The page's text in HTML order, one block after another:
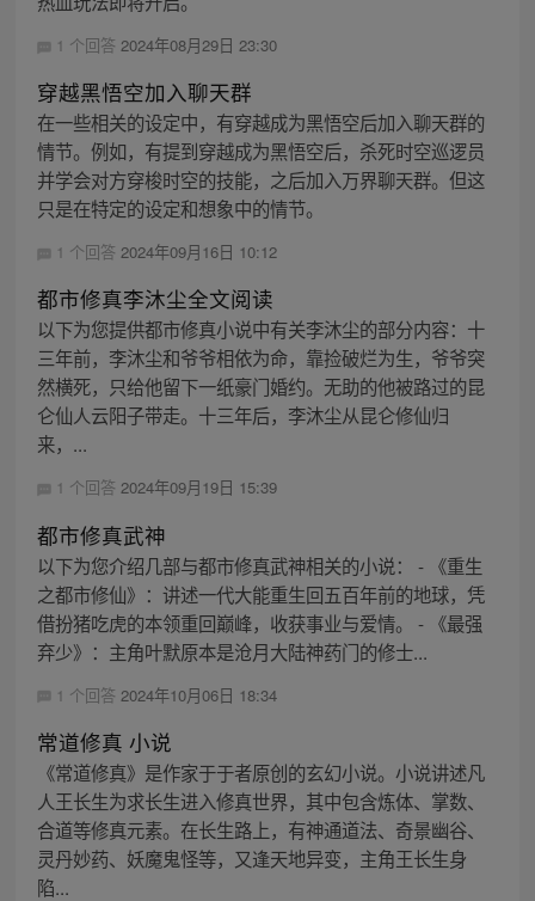
1 个回答 2024年08月29日 23:30
穿越黑悟空加入聊天群
在一些相关的设定中，有穿越成为黑悟空后加入聊天群的
情节。例如，有提到穿越成为黑悟空后，杀死时空巡逻员
并学会对方穿梭时空的技能，之后加入万界聊天群。但这
只是在特定的设定和想象中的情节。
1 个回答 2024年09月16日 10:12
都市修真李沐尘全文阅读
以下为您提供都市修真小说中有关李沐尘的部分内容：十
三年前，李沐尘和爷爷相依为命，靠捡破烂为生，爷爷突
然横死，只给他留下一纸豪门婚约。无助的他被路过的昆
仑仙人云阳子带走。十三年后，李沐尘从昆仑修仙归
来，...
1 个回答 2024年09月19日 15:39
都市修真武神
以下为您介绍几部与都市修真武神相关的小说： - 《重生
之都市修仙》：讲述一代大能重生回五百年前的地球，凭
借扮猪吃虎的本领重回巅峰，收获事业与爱情。 - 《最强
弃少》：主角叶默原本是沧月大陆神药门的修士...
1 个回答 2024年10月06日 18:34
常道修真 小说
《常道修真》是作家于于者原创的玄幻小说。小说讲述凡
人王长生为求长生进入修真世界，其中包含炼体、掌数、
合道等修真元素。在长生路上，有神通道法、奇景幽谷、
灵丹妙药、妖魔鬼怪等，又逢天地异变，主角王长生身
陷...